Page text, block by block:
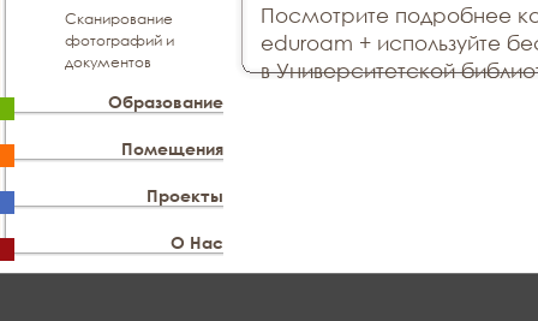
Сканирование
фотографий и
документов
Образование
Помещения
Проекты
О Нас
Посмотрите подробнее
eduroam + используйте
в Университетской